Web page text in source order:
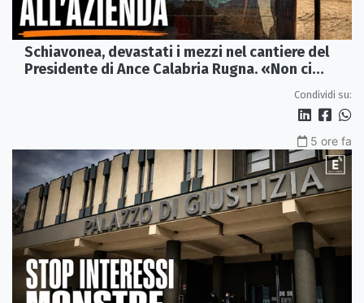
Schiavonea, devastati i mezzi nel cantiere del
Presidente di Ance Calabria Rugna. «Non ci
Condividi su:
5 ore fa